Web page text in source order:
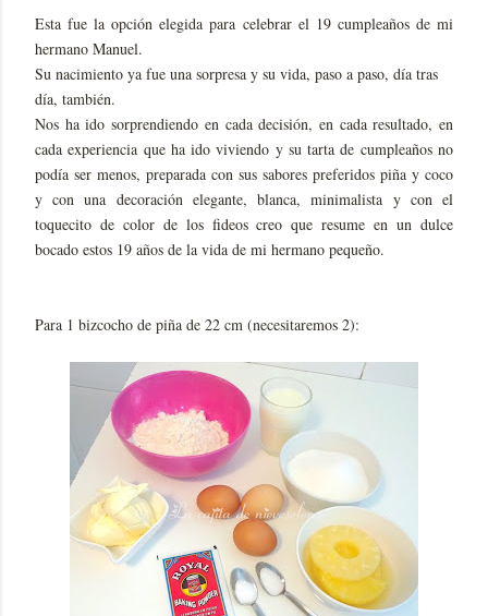
Esta fue la opción elegida para celebrar el 19 cumpleaños de mi
hermano Manuel.
Su nacimiento ya fue una sorpresa y su vida, paso a paso, día tras
día, también.
Nos ha ido sorprendiendo en cada decisión, en cada resultado, en
cada experiencia que ha ido viviendo y su tarta de cumpleaños no
podía ser menos, preparada con sus sabores preferidos piña y coco
y con una decoración elegante, blanca, minimalista y con el
toquecito de color de los fideos creo que resume en un dulce
bocado estos 19 años de la vida de mi hermano pequeño.
Para 1 bizcocho de piña de 22 cm (necesitaremos 2):